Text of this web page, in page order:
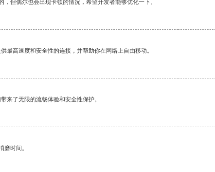
但偶尔也会出现卡顿的情况，希望开发者能够优化一下。
最高速度和安全性的连接，并帮助你在网络上自由移动。
来了无限的流畅体验和安全性保护。
磨时间。